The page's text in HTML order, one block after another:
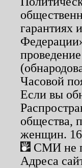
гарантиях
Часовой
Если вы
общества,
женщин.
СМИ не
Адреса